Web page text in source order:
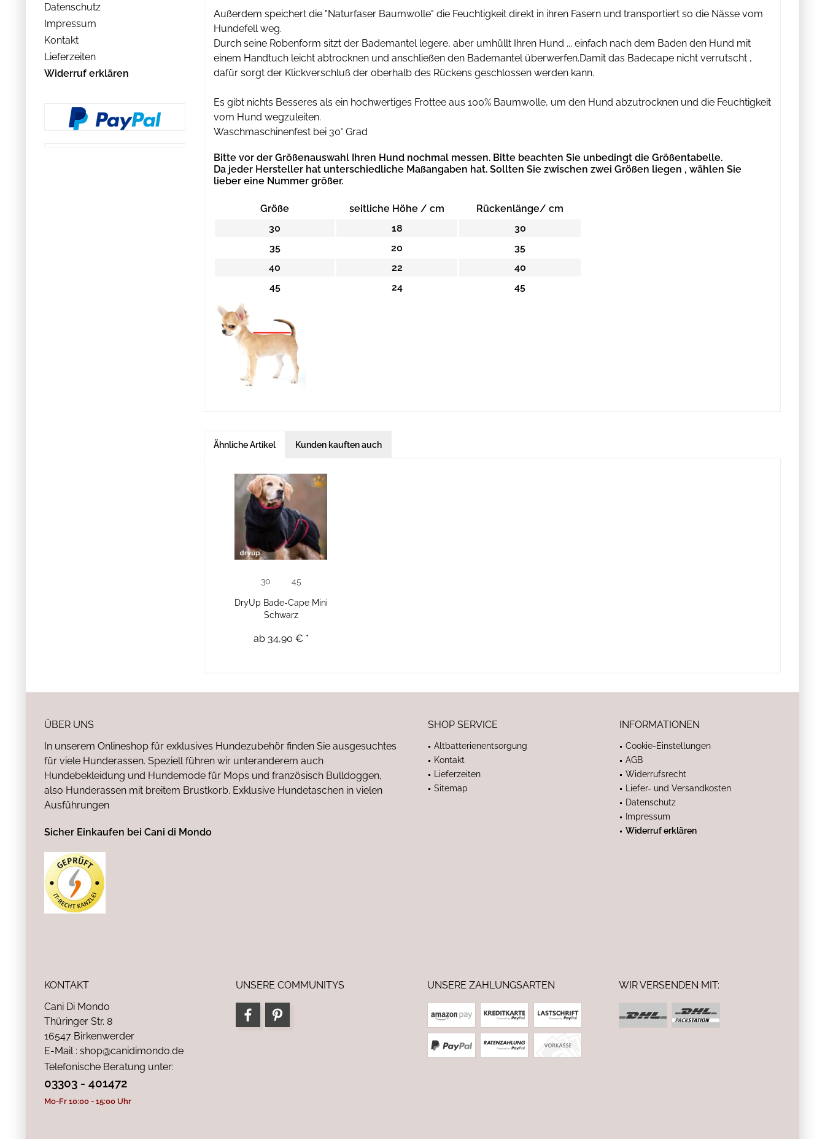
Datenschutz
Impressum
Kontakt
Lieferzeiten
Widerruf erklären
Außerdem speichert die "Naturfaser Baumwolle" die Feuchtigkeit direkt in ihren Fasern und transportiert so die Nässe vom
Hundefell weg.
Durch seine Robenform sitzt der Bademantel legere, aber umhüllt Ihren Hund ... einfach nach dem Baden den Hund mit
einem Handtuch leicht abtrocknen und anschließen den Bademantel überwerfen.Damit das Badecape nicht verrutscht ,
dafür sorgt der Klickverschluß der oberhalb des Rückens geschlossen werden kann.
Es gibt nichts Besseres als ein hochwertiges Frottee aus 100% Baumwolle, um den Hund abzutrocknen und die Feuchtigkeit
vom Hund wegzuleiten.
Waschmaschinenfest bei 30° Grad
Bitte vor der Größenauswahl Ihren Hund nochmal messen. Bitte beachten Sie unbedingt die Größentabelle.
Da jeder Hersteller hat unterschiedliche Maßangaben hat. Sollten Sie zwischen zwei Größen liegen , wählen Sie
lieber eine Nummer größer.
Größe seitliche Höhe / cm
Rückenlänge/ cm
30
18
30
35
20
35
40
22
40
45
24 45
Ähnliche Artikel Kunden kauften auch
30 45
DryUp Bade-Cape Mini
Schwarz
ab 34,90 € *
ÜBER UNS
In unserem Onlineshop für exklusives Hundezubehör finden Sie ausgesuchtes
für viele Hunderassen. Speziell führen wir unteranderem auch
Hundebekleidung und Hundemode für Mops und französisch Bulldoggen,
also Hunderassen mit breitem Brustkorb. Exklusive Hundetaschen in vielen
Ausführungen
Sicher Einkaufen bei Cani di Mondo
SHOP SERVICE
Altbatterienentsorgung
Kontakt
Lieferzeiten
Sitemap
INFORMATIONEN
Cookie-Einstellungen
AGB
Widerrufsrecht
Liefer- und Versandkosten
Datenschutz
Impressum
Widerruf erklären
KONTAKT
Cani Di Mondo
Thüringer Str. 8
16547 Birkenwerder
E-Mail : shop@canidimondo.de
Telefonische Beratung unter:
03303 - 401472
Mo-Fr 10:00 - 15:00 Uhr
UNSERE COMMUNITYS UNSERE ZAHLUNGSARTEN WIR VERSENDEN MIT: